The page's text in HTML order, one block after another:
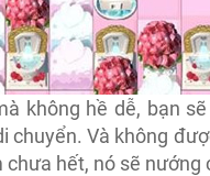
không hề dễ, bạn
chuyển. Và không
hết, nó sẽ nướng